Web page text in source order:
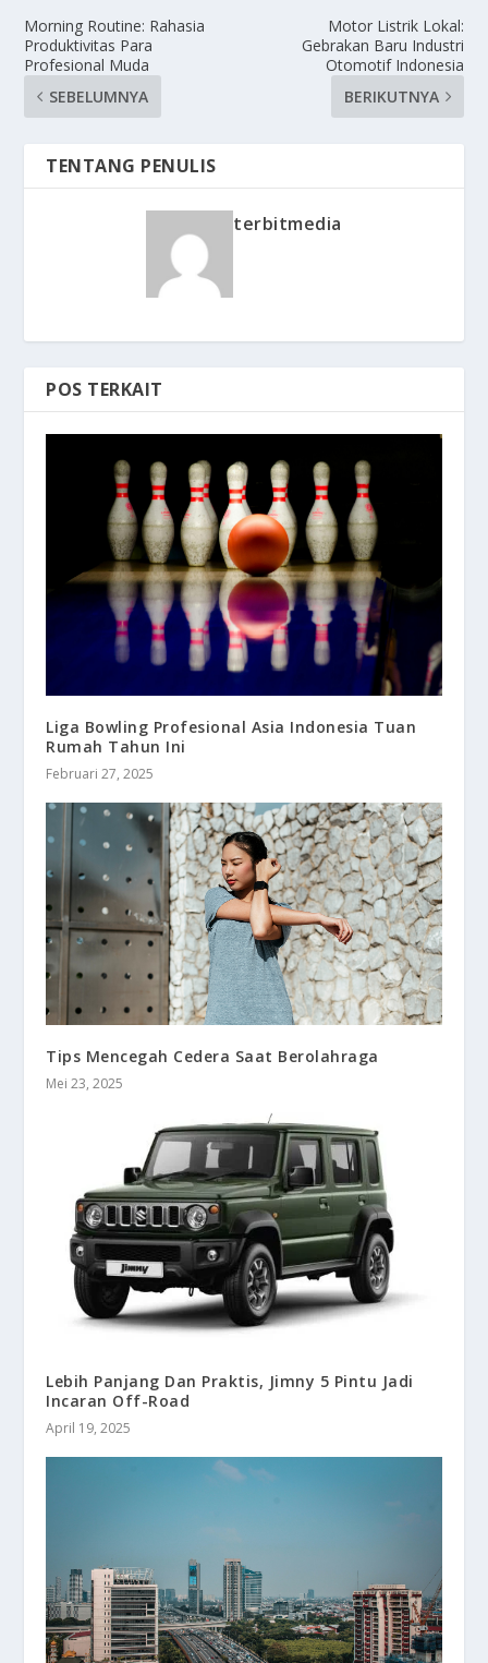
Morning Routine: Rahasia
Produktivitas Para
Profesional Muda
SEBELUMNYA
Motor Listrik Lokal:
Gebrakan Baru Industri
Otomotif Indonesia
BERIKUTNYA
TENTANG PENULIS
terbitmedia
POS TERKAIT
Liga Bowling Profesional Asia Indonesia Tuan
Rumah Tahun Ini
Februari 27, 2025
Tips Mencegah Cedera Saat Berolahraga
Mei 23, 2025
Lebih Panjang Dan Praktis, Jimny 5 Pintu Jadi
Incaran Off-Road
April 19, 2025